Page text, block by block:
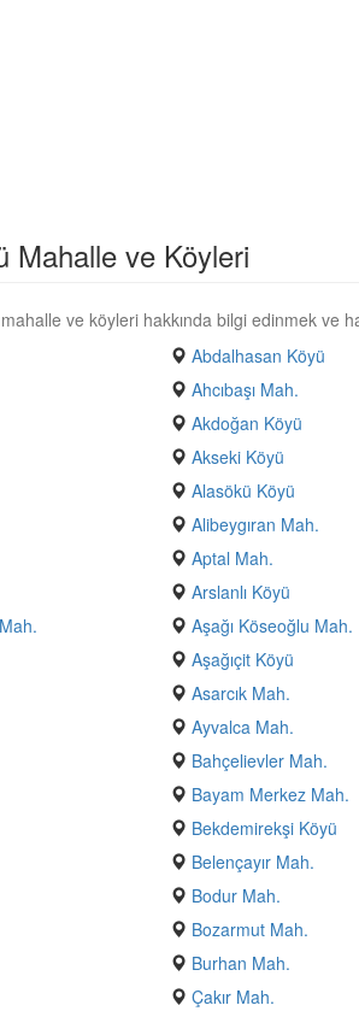
Mahalle ve Köyleri
ve köyleri hakkında bilgi edinmek ve
Abdalhasan Köyü
Ahcıbaşı Mah.
Akdoğan Köyü
Akseki Köyü
Alasökü Köyü
Alibeygıran Mah.
Aptal Mah.
Arslanlı Köyü
Aşağı Köseoğlu Mah.
Aşağıçit Köyü
Asarcık Mah.
Ayvalca Mah.
Bahçelievler Mah.
Bayam Merkez Mah.
Bekdemirekşi Köyü
Belençayır Mah.
Bodur Mah.
Bozarmut Mah.
Burhan Mah.
Çakır Mah.